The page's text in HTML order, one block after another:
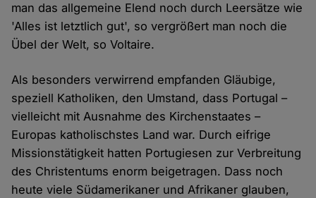
man das allgemeine Elend noch durch Leersätze wie
'Alles ist letztlich gut', so vergrößert man noch die
Übel der Welt, so Voltaire.
Als besonders verwirrend empfanden Gläubige,
speziell Katholiken, den Umstand, dass Portugal –
vielleicht mit Ausnahme des Kirchenstaates –
Europas katholischstes Land war. Durch eifrige
Missionstätigkeit hatten Portugiesen zur Verbreitung
des Christentums enorm beigetragen. Dass noch
heute viele Südamerikaner und Afrikaner glauben,